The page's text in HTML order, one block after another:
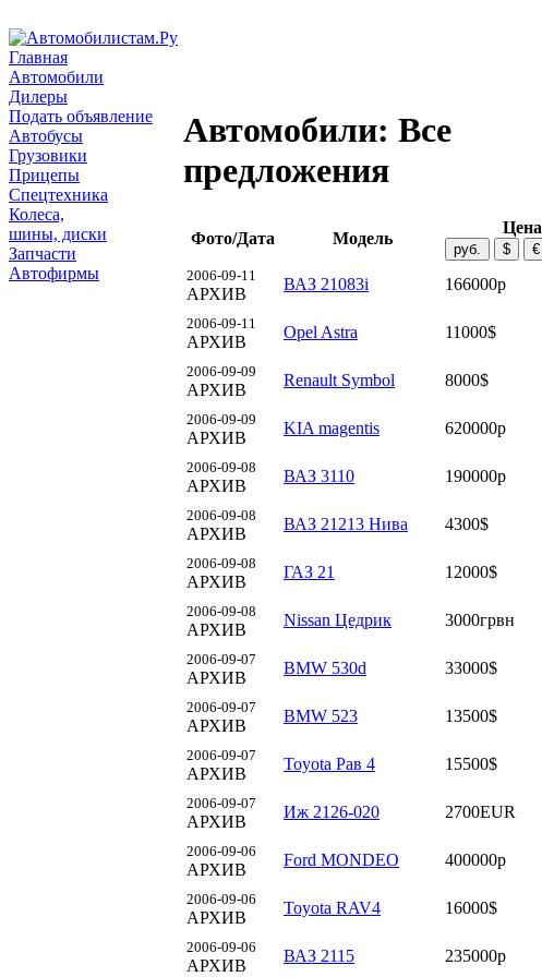
Главная
Автомобили
Дилеры
Подать объявление
Автобусы
Грузовики
Прицепы
Спецтехника
Колеса,
шины, диски
Запчасти
Автофирмы
Автомобили: Все
предложения
Фото/Дата Модель
Цена
2006-09-11
АРХИВ
ВАЗ 21083i 166000р
2006-09-11
АРХИВ
Opel Astra 11000$
2006-09-09
АРХИВ
Renault Symbol 8000$
2006-09-09
АРХИВ
KIA magentis 620000р
2006-09-08
АРХИВ
ВАЗ 3110 190000р
2006-09-08
АРХИВ
ВАЗ 21213 Нива 4300$
2006-09-08
АРХИВ
ГАЗ 21 12000$
2006-09-08
АРХИВ
Nissan Цедрик 3000грвн
2006-09-07
АРХИВ
BMW 530d 33000$
2006-09-07
АРХИВ
BMW 523 13500$
2006-09-07
АРХИВ
Toyota Рав 4 15500$
2006-09-07
АРХИВ
Иж 2126-020 2700EUR
2006-09-06
АРХИВ
Ford MONDEO 400000р
2006-09-06
АРХИВ
Toyota RAV4 16000$
2006-09-06
АРХИВ
ВАЗ 2115 235000р